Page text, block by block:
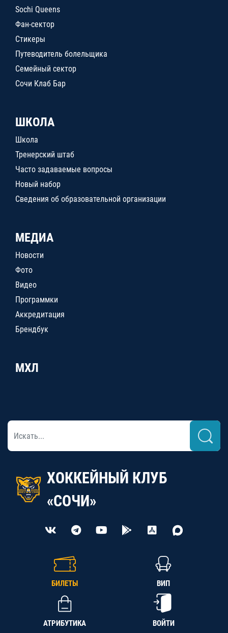
Sochi Queens
Фан-сектор
Стикеры
Путеводитель болельщика
Семейный сектор
Сочи Клаб Бар
ШКОЛА
Школа
Тренерский штаб
Часто задаваемые вопросы
Новый набор
Сведения об образовательной организации
МЕДИА
Новости
Фото
Видео
Программки
Аккредитация
Брендбук
МХЛ
ХОККЕЙНЫЙ КЛУБ
«СОЧИ»
БИЛЕТЫ ВИП
АТРИБУТИКА ВОЙТИ